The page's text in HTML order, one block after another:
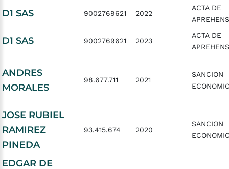
D1 SAS 9002769621 2022
ACTA DE
D1 SAS 9002769621 2023
ACTA DE
ANDRES
MORALES
98.677.711 2021
SANCION
JOSE RUBIEL
RAMIREZ
PINEDA
93.415.674 2020
SANCION
EDGAR DE